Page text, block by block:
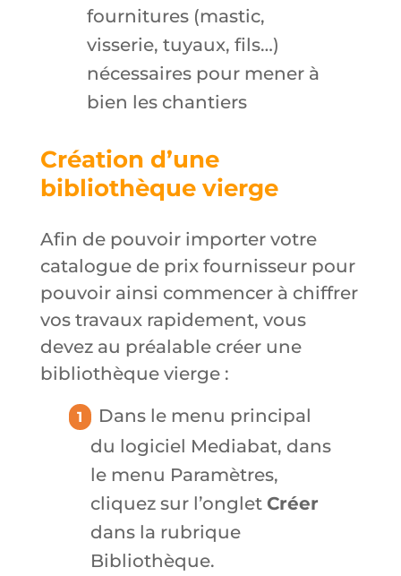
fournitures (mastic,
visserie, tuyaux, fils…)
nécessaires pour mener à
bien les chantiers
Création d’une
bibliothèque vierge
Afin de pouvoir importer votre
catalogue de prix fournisseur pour
pouvoir ainsi commencer à chiffrer
vos travaux rapidement, vous
devez au préalable créer une
bibliothèque vierge :
Dans le menu principal
du logiciel Mediabat, dans
le menu Paramètres,
cliquez sur l’onglet Créer
dans la rubrique
Bibliothèque.